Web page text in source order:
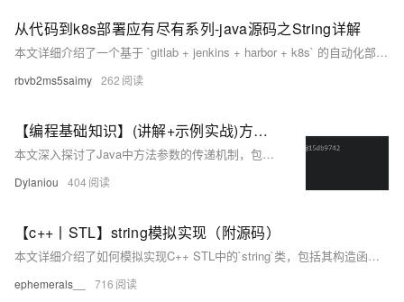
从代码到k8s部署应有尽有系列-java源码之String详解
本文详细介绍了一个基于 `gitlab + jenkins + harbor + k8s` 的自动化部署环境搭建流程。其中，`gitlab` 用于代码托管和 CI，`jenkins` 负责 CD 发布，`harbor` 作为镜像仓库，而 `k8s` 则用于运行服务。文章具体介绍了每项工具的部署步骤，并提供了详细的配置信息和示例代码。此外，还特别指出中间件（如 MySQL、Redis 等）应部署在 K8s 之外，以确保服务稳定性和独立性。通过本文，读者可以学习如何在本地环境中搭建一套完整的自动化部署系统。
rbvb2ms5saimy 262
【编程基础知识】(讲解+示例实战)方法参数的传递机制(值传递及地址传递)以及String类的对象的不可变性
本文深入探讨了Java中方法参数的传递机制，包括值传递和引用传递的区别，以及String类对象的不可变性。通过详细讲解和示例代码，帮助读者理解参数传递的内部原理，并掌握在实际编程中正确处理参数传递的方法。关键词：Java, 方法参数传递, 值传递, 引用传递, String不可变性。
Dylaniou 404
【c++丨STL】string模拟实现（附源码）
本文详细介绍了如何模拟实现C++ STL中的`string`类，包括其构造函数、拷贝构造、赋值重载、析构函数等基本功能，以及字符串的插入、删除、查找、比较等操作。文章还展示了如何实现输入输出流操作符，使自定义的`string`类能够方便地与`cin`和`cout`配合使用。通过这些实现，读者不仅能加深对`string`类的理解，还能提升对C++编程技巧的掌握。
ephemerals__ 716